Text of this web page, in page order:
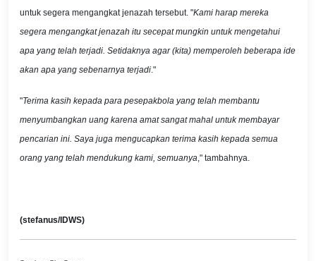
untuk segera mengangkat jenazah tersebut. "Kami harap mereka
segera mengangkat jenazah itu secepat mungkin untuk mengetahui
apa yang telah terjadi. Setidaknya agar (kita) memperoleh beberapa ide
akan apa yang sebenarnya terjadi."
"Terima kasih kepada para pesepakbola yang telah membantu
menyumbangkan uang karena amat sangat mahal untuk membayar
pencarian ini. Saya juga mengucapkan terima kasih kepada semua
orang yang telah mendukung kami, semuanya," tambahnya.
(stefanus/IDWS)